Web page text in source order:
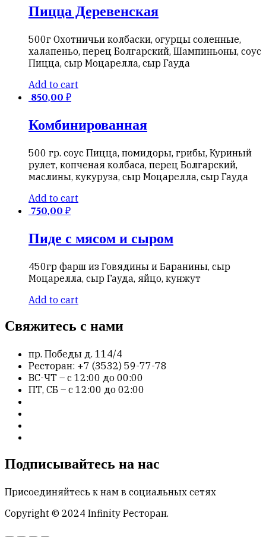
Пицца Деревенская
500г Охотничьи колбаски, огурцы соленные,
халапеньо, перец Болгарский, Шампиньоны, соус
Пицца, сыр Моцарелла, сыр Гауда
Add to cart
850,00 ₽
Комбинированная
500 гр. соус Пицца, помидоры, грибы, Куриный
рулет, копченая колбаса, перец Болгарский,
маслины, кукуруза, сыр Моцарелла, сыр Гауда
Add to cart
750,00 ₽
Пиде с мясом и сыром
450гр фарш из Говядины и Баранины, сыр
Моцарелла, сыр Гауда, яйцо, кунжут
Add to cart
Свяжитесь с нами
пр. Победы д. 114/4
Ресторан: +7 (3532) 59-77-78
ВС-ЧТ – с 12:00 до 00:00
ПТ, СБ – с 12:00 до 02:00
Подписывайтесь на нас
Присоединяйтесь к нам в социальных сетях
Copyright © 2024 Infinity Ресторан.